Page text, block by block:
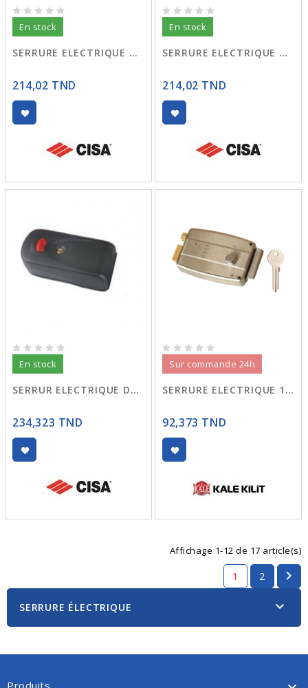
En stock
SERRURE ELECTRIQUE GAUCHE 02
214,02 TND
En stock
SERRURE ELECTRIQUE DROITE 01
214,02 TND
En stock
SERRUR ELECTRIQUE DRT/GHE 1A63
234,323 TND
Sur commande 24h
SERRURE ELECTRIQUE 157EL CHROME
92,373 TND
Affichage 1-12 de 17 article(s)
1 2 
SERRURE ÉLECTRIQUE 
Produits